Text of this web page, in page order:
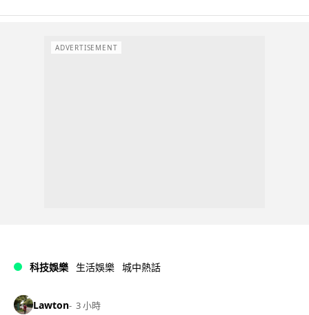
ADVERTISEMENT
科技娛樂 生活娛樂 城中熱話
Lawton 3 小時